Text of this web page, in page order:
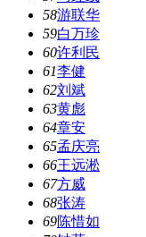
58游联华
59白万珍
60许利民
61李健
62刘斌
63黄彪
64章安
65孟庆亮
66王远淞
67方威
68张涛
69陈惜如